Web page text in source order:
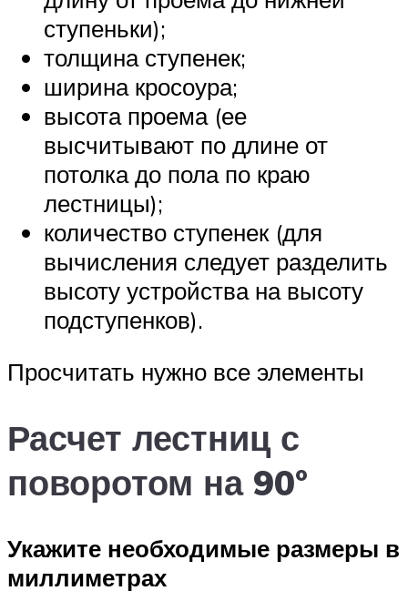
ступеньки);
толщина ступенек;
ширина кросоура;
высота проема (ее
высчитывают по длине от
потолка до пола по краю
лестницы);
количество ступенек (для
вычисления следует разделить
высоту устройства на высоту
подступенков).
Просчитать нужно все элементы
Расчет лестниц с
поворотом на 90°
Укажите необходимые размеры в
миллиметрах